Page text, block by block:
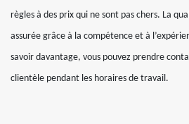
règles à des prix qui ne sont pas chers. La
assurée grâce à la compétence et à
savoir davantage, vous pouvez prendre
clientèle pendant les horaires de travail.